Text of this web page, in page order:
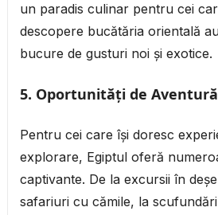
un paradis culinar pentru cei
descopere bucătăria orientală
bucure de gusturi noi și exotice.
5. Oportunități de
Pentru cei care își doresc
explorare, Egiptul oferă
captivante. De la excursii în
safariuri cu cămile, la